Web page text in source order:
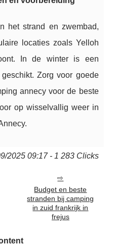
het strand en zwembad,
locaties zoals Yelloh
In de winter is een
Zorg voor goede
annecy voor de beste
op wisselvallig weer in
2025 09:17 - 1 283 Clicks
Budget en beste
stranden bij camping
in zuid frankrijk in
frejus